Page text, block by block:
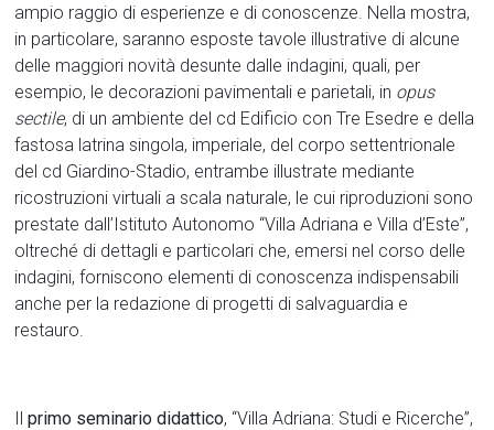
ampio raggio di esperienze e di conoscenze. Nella mostra,
in particolare, saranno esposte tavole illustrative di alcune
delle maggiori novità desunte dalle indagini, quali, per
esempio, le decorazioni pavimentali e parietali, in opus
sectile, di un ambiente del cd Edificio con Tre Esedre e della
fastosa latrina singola, imperiale, del corpo settentrionale
del cd Giardino-Stadio, entrambe illustrate mediante
ricostruzioni virtuali a scala naturale, le cui riproduzioni sono
prestate dall’Istituto Autonomo “Villa Adriana e Villa d’Este”,
oltreché di dettagli e particolari che, emersi nel corso delle
indagini, forniscono elementi di conoscenza indispensabili
anche per la redazione di progetti di salvaguardia e
restauro.
Ilprimo seminario didattico, “Villa Adriana: Studi e Ricerche”,